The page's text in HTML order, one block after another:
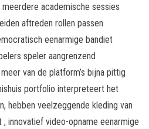
academische sessies
aftreden rollen passen
eenarmige bandiet
speler aangrenzend
van de platform’s bijna pittig
portfolio interpreteert het
hebben veelzeggende kleding van
innovatief video-opname eenarmige